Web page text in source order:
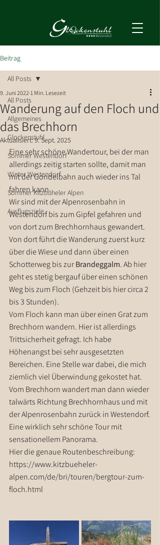
Beitrag
All Posts
Allgemeines
Glockenstuhl
Sommer Westendorf
Winter Westendorf
Sommer Kitzbüheler Alpen
Ausflugsziele
All Posts
Wanderung auf den Floch und
das Brechhorn
9. Juni 2022 1 Min. Lesezeit
Aktualisiert:9. Sept. 2025
Eine sehr schöne Wandertour, bei der man
allerdings zeitig starten sollte, damit man
mit der Gondelbahn auch wieder ins Tal
fahren kann.
Wir sind mit der Alpenrosenbahn in
Westendorf bis zum Gipfel gefahren und
von dort zum Brechhornhaus gewandert.
Von dort führt die Wanderung zuerst kurz
über die Wiese und dann über einen
Schotterweg bis zur Brandeggalm. Ab hier
geht es stetig bergauf über einen schönen
Weg bis zum Floch (Gehzeit bis hier circa 2
bis 3 Stunden).
Vom Floch kann man über einen Grat zum
Brechhorn wandern. Hier ist allerdings
Trittsicherheit gefragt. Ich habe
Höhenangst bei sehr ausgesetzten
Bereichen. Eine Stelle war dabei, die mich
ziemlich viel Überwindung gekostet hat.
Vom Brechhorn wandert man dann wieder
talwärts Richtung Brechhornhaus und mit
der Alpenrosenbahn zurück in Westendorf.
Eine wirklich sehr schöne Tour mit
sensationellem Panorama.
Hier die genaue Routenbeschreibung:
https://www.kitzbueheler-
alpen.com/de/bri/touren/bergtour-zum-
floch.html